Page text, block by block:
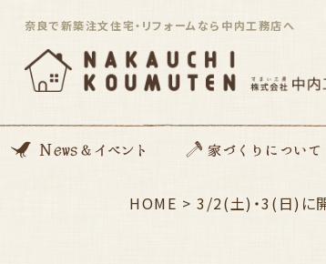
奈良で新築注文住宅・リフォームなら中内工務店へ
住んでる住まい見学会 家づくりの想い
動画コンテンツ
私たちがつくる家
家づくりの流れ
ZEH住宅
SDGsへの取り組み
資金のこと
安心サポート
HOME >3/2(土)・3(日)に